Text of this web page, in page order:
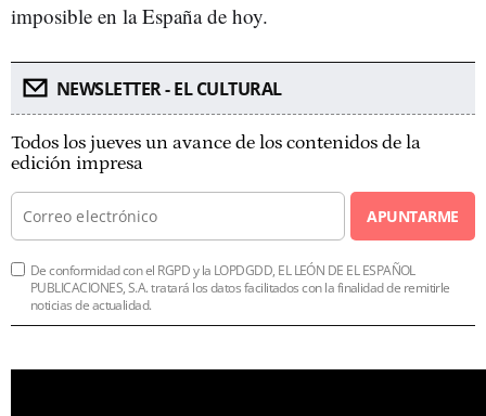
imposible en la España de hoy.
NEWSLETTER - EL CULTURAL
Todos los jueves un avance de los contenidos de la
edición impresa
APUNTARME
De conformidad con el RGPD y la LOPDGDD, EL LEÓN DE EL ESPAÑOL
PUBLICACIONES, S.A. tratará los datos facilitados con la finalidad de remitirle
noticias de actualidad.